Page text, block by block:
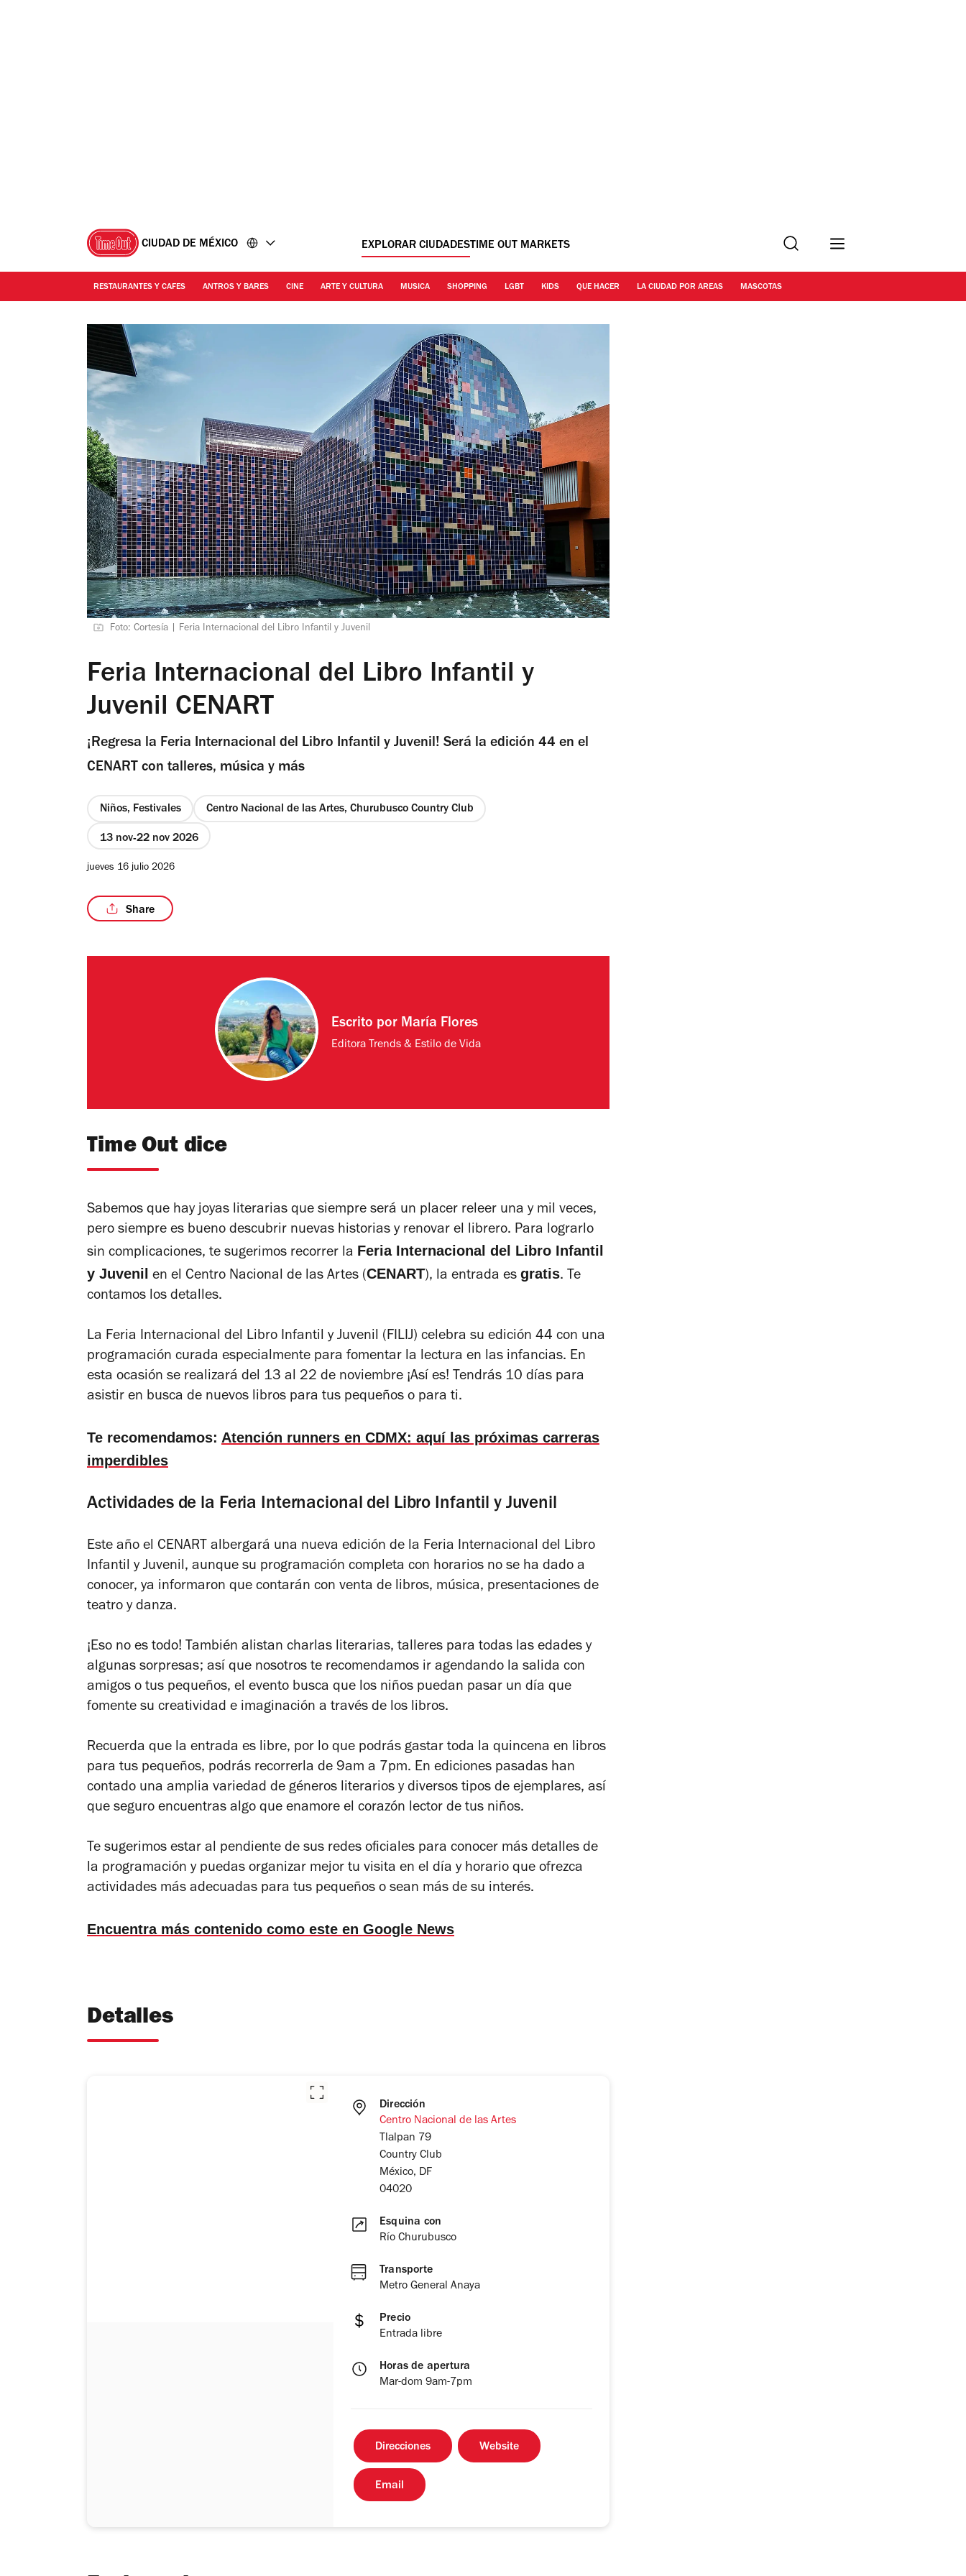
CIUDAD DE MÉXICO EXPLORAR CIUDADESTIME OUT MARKETS Buscar
RESTAURANTES Y CAFES ANTROS Y BARES CINE ARTE Y CULTURA MUSICA SHOPPING LGBT KIDS QUE HACER LA CIUDAD POR AREAS MASCOTAS
Foto: Cortesía | Feria Internacional del Libro Infantil y Juvenil
Feria Internacional del Libro Infantil y
Juvenil CENART
¡Regresa la Feria Internacional del Libro Infantil y Juvenil! Será la edición 44 en el
CENART con talleres, música y más
Niños, Festivales Centro Nacional de las Artes, Churubusco Country Club
13 nov 22 nov 2026
jueves 16 julio 2026
Share
Escrito por María Flores
Editora Trends & Estilo de Vida
Time Out dice
Sabemos que hay joyas literarias que siempre será un placer releer una y mil veces,
pero siempre es bueno descubrir nuevas historias y renovar el librero. Para lograrlo
sin complicaciones, te sugerimos recorrer la Feria Internacional del Libro Infantil
y Juvenil en el Centro Nacional de las Artes (CENART), la entrada es gratis. Te
contamos los detalles.
La Feria Internacional del Libro Infantil y Juvenil (FILIJ) celebra su edición 44 con una
programación curada especialmente para fomentar la lectura en las infancias. En
esta ocasión se realizará del 13 al 22 de noviembre ¡Así es! Tendrás 10 días para
asistir en busca de nuevos libros para tus pequeños o para ti.
Te recomendamos: Atención runners en CDMX: aquí las próximas carreras
imperdibles
Actividades de la Feria Internacional del Libro Infantil y Juvenil
Este año el CENART albergará una nueva edición de la Feria Internacional del Libro
Infantil y Juvenil, aunque su programación completa con horarios no se ha dado a
conocer, ya informaron que contarán con venta de libros, música, presentaciones de
teatro y danza.
¡Eso no es todo! También alistan charlas literarias, talleres para todas las edades y
algunas sorpresas; así que nosotros te recomendamos ir agendando la salida con
amigos o tus pequeños, el evento busca que los niños puedan pasar un día que
fomente su creatividad e imaginación a través de los libros.
Recuerda que la entrada es libre, por lo que podrás gastar toda la quincena en libros
para tus pequeños, podrás recorrerla de 9am a 7pm. En ediciones pasadas han
contado una amplia variedad de géneros literarios y diversos tipos de ejemplares, así
que seguro encuentras algo que enamore el corazón lector de tus niños.
Te sugerimos estar al pendiente de sus redes oficiales para conocer más detalles de
la programación y puedas organizar mejor tu visita en el día y horario que ofrezca
actividades más adecuadas para tus pequeños o sean más de su interés.
Encuentra más contenido como este en Google News
Detalles
Dirección
Centro Nacional de las Artes
Tlalpan 79
Country Club
México, DF
04020
Esquina con
Río Churubusco
Transporte
Metro General Anaya
Precio
Entrada libre
Horas de apertura
Mar-dom 9am-7pm
Direcciones Website
Email